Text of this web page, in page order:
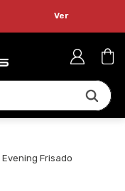
Ver
Frisado